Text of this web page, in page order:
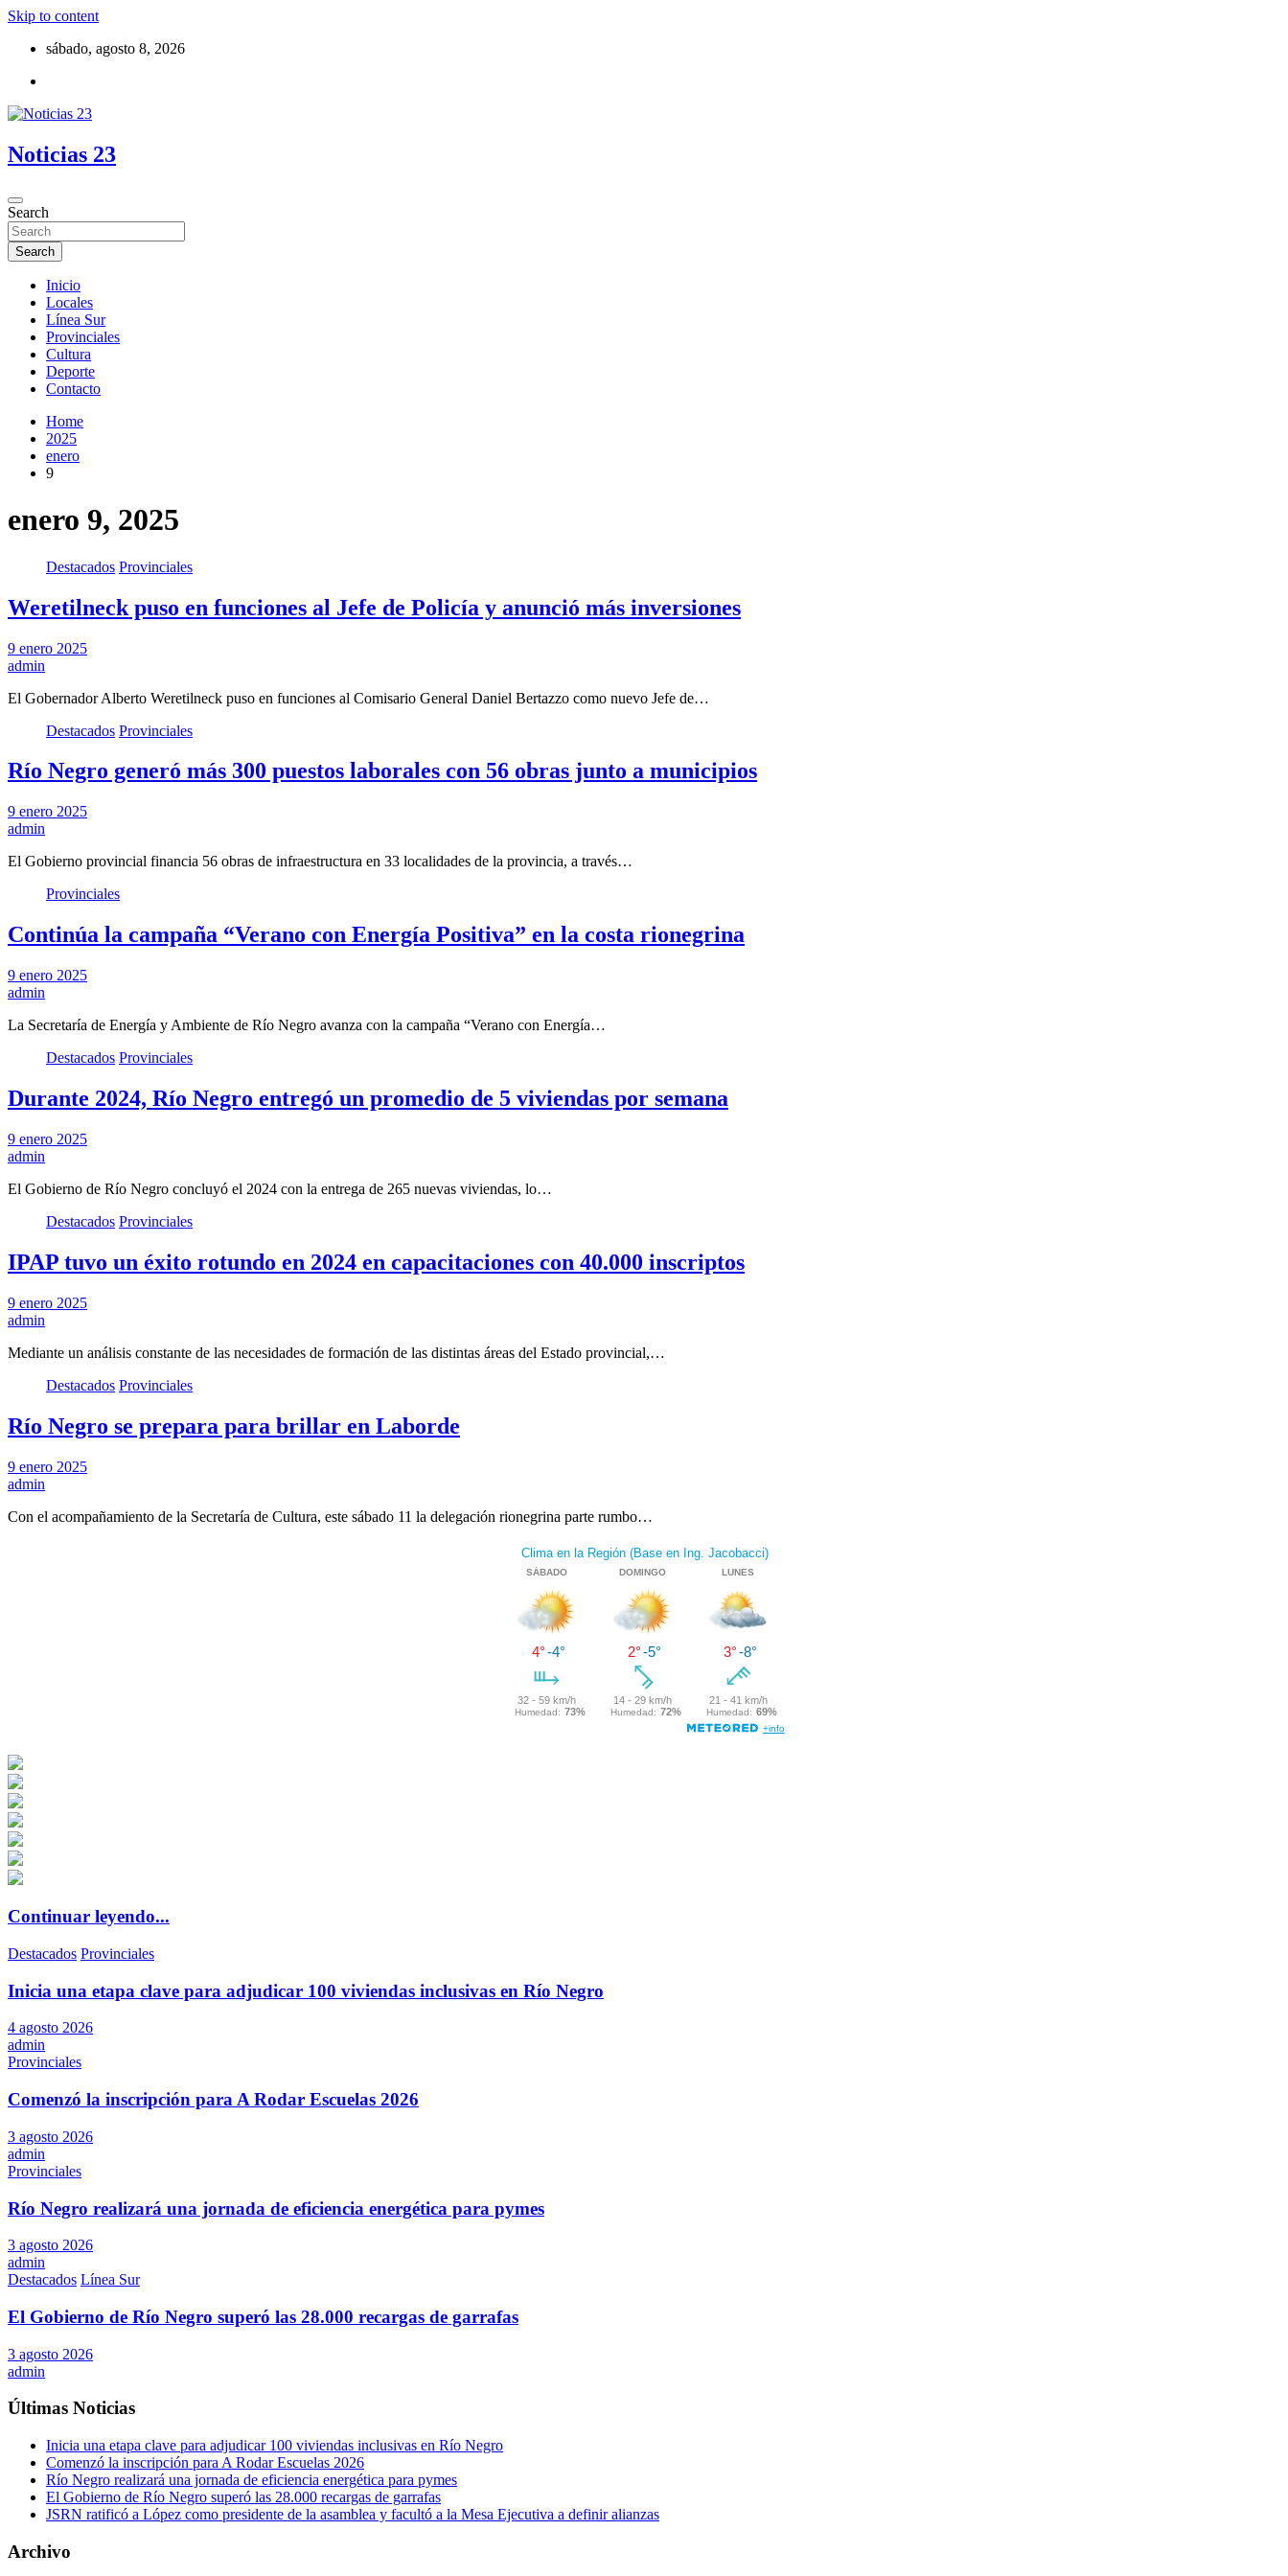
Skip to content
sábado, agosto 8, 2026
Noticias 23
Search
Search
Inicio
Locales
Línea Sur
Provinciales
Cultura
Deporte
Contacto
Home
2025
enero
9
enero 9, 2025
Destacados Provinciales
Weretilneck puso en funciones al Jefe de Policía y anunció más inversiones
9 enero 2025
admin
El Gobernador Alberto Weretilneck puso en funciones al Comisario General Daniel Bertazzo como nuevo Jefe de…
Destacados Provinciales
Río Negro generó más 300 puestos laborales con 56 obras junto a municipios
9 enero 2025
admin
El Gobierno provincial financia 56 obras de infraestructura en 33 localidades de la provincia, a través…
Provinciales
Continúa la campaña “Verano con Energía Positiva” en la costa rionegrina
9 enero 2025
admin
La Secretaría de Energía y Ambiente de Río Negro avanza con la campaña “Verano con Energía…
Destacados Provinciales
Durante 2024, Río Negro entregó un promedio de 5 viviendas por semana
9 enero 2025
admin
El Gobierno de Río Negro concluyó el 2024 con la entrega de 265 nuevas viviendas, lo…
Destacados Provinciales
IPAP tuvo un éxito rotundo en 2024 en capacitaciones con 40.000 inscriptos
9 enero 2025
admin
Mediante un análisis constante de las necesidades de formación de las distintas áreas del Estado provincial,…
Destacados Provinciales
Río Negro se prepara para brillar en Laborde
9 enero 2025
admin
Con el acompañamiento de la Secretaría de Cultura, este sábado 11 la delegación rionegrina parte rumbo…
Continuar leyendo...
Destacados Provinciales
Inicia una etapa clave para adjudicar 100 viviendas inclusivas en Río Negro
4 agosto 2026
admin
Provinciales
Comenzó la inscripción para A Rodar Escuelas 2026
3 agosto 2026
admin
Provinciales
Río Negro realizará una jornada de eficiencia energética para pymes
3 agosto 2026
admin
Destacados Línea Sur
El Gobierno de Río Negro superó las 28.000 recargas de garrafas
3 agosto 2026
admin
Últimas Noticias
Inicia una etapa clave para adjudicar 100 viviendas inclusivas en Río Negro
Comenzó la inscripción para A Rodar Escuelas 2026
Río Negro realizará una jornada de eficiencia energética para pymes
El Gobierno de Río Negro superó las 28.000 recargas de garrafas
JSRN ratificó a López como presidente de la asamblea y facultó a la Mesa Ejecutiva a definir alianzas
Archivo